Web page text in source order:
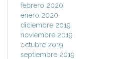
febrero 2020
enero 2020
diciembre 2019
noviembre 2019
octubre 2019
septiembre 2019